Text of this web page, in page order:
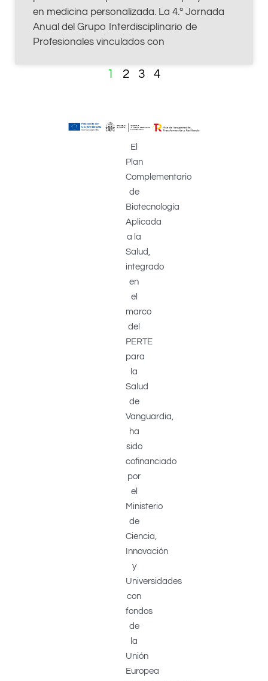
en medicina personalizada. La 4.ª Jornada
Anual del Grupo Interdisciplinario de
Profesionales vinculados con
1 2 3 4
El
Plan
Complementario
de
Biotecnología
Aplicada
a la
Salud,
integrado
en
el
marco
del
PERTE
para
la
Salud
de
Vanguardia,
ha
sido
cofinanciado
por
el
Ministerio
de
Ciencia,
Innovación
y
Universidades
con
fondos
de
la
Unión
Europea